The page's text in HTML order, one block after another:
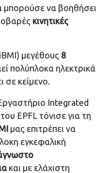
μπορούσε να βοηθήσει
κινητικές
μεγέθους 8
πολύπλοκα ηλεκτρικά
σε κείμενο.
Integrated
EPFL τόνισε για τη
μας επιτρέπει να
εγκεφαλική
και με ελάχιστη